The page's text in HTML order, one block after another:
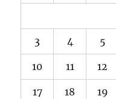
3 4 5
10 11 12
17 18 19